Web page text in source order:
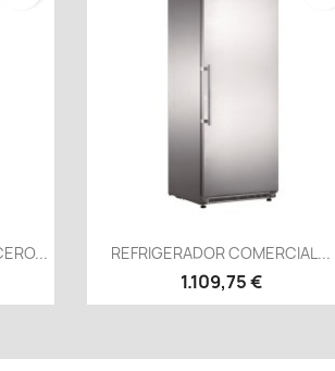
Vista rápida
REFRIGERADOR COMERCIAL...
1.109,75 €